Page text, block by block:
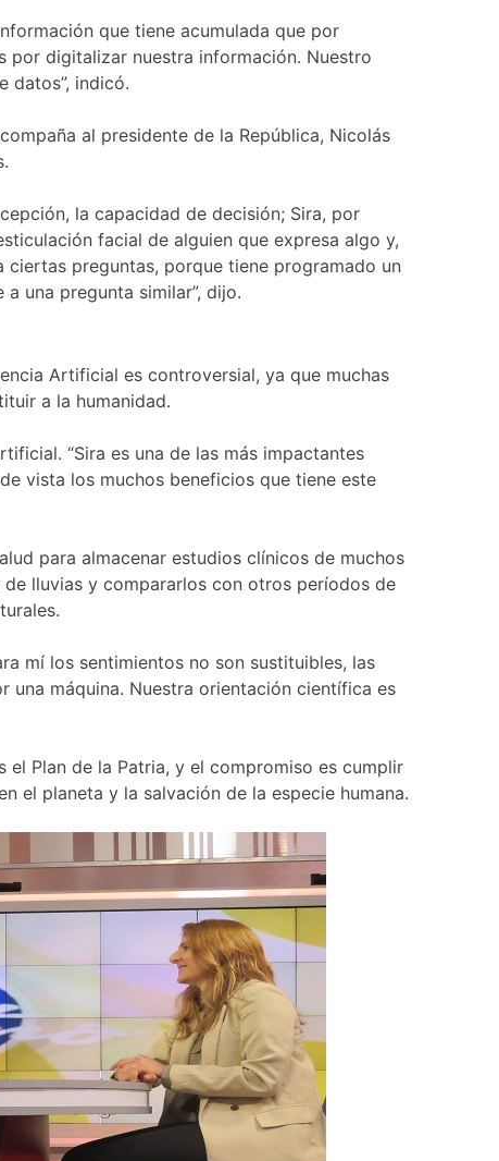
que tiene acumulada que por
por digitalizar nuestra información. Nuestro
datos”, indicó.
al presidente de la República, Nicolás
la capacidad de decisión; Sira, por
facial de alguien que expresa algo y,
ciertas preguntas, porque tiene programado un
una pregunta similar”, dijo.
Artificial es controversial, ya que muchas
a la humanidad.
“Sira es una de las más impactantes
vista los muchos beneficios que tiene este
para almacenar estudios clínicos de muchos
lluvias y compararlos con otros períodos de
mí los sentimientos no son sustituibles, las
una máquina. Nuestra orientación científica es
el Plan de la Patria, y el compromiso es cumplir
el planeta y la salvación de la especie humana.